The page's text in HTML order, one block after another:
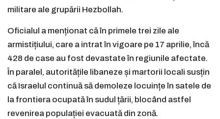
militare ale grupării Hezbollah.
Oficialul a menționat că în primele trei zile ale
armistițiului, care a intrat în vigoare pe 17 aprilie, încă
428 de case au fost devastate în regiunile afectate.
În paralel, autoritățile libaneze și martorii locali susțin
că Israelul continuă să demoleze locuințe în satele de
la frontiera ocupată în sudul țării, blocând astfel
revenirea populației evacuată din zonă.